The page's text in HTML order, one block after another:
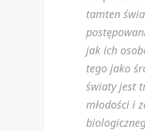
tamten
jak ich
tego jako
światy jest
młodości i